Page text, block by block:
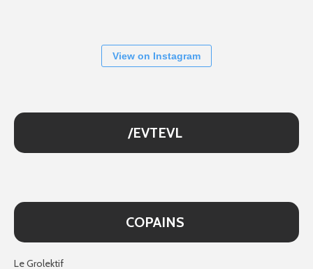
View on Instagram
/EVTEVL
COPAINS
Le Grolektif